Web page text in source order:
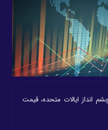
انداز ایالات متحده، قیمت